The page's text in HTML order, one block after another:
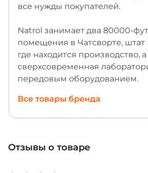
все нужды покупателей.
Natrol занимает два 80000-
помещения в Чатсворте,
где находится производство,
сверхсовременная
передовым оборудованием.
Все товары бренда
Отзывы о товаре